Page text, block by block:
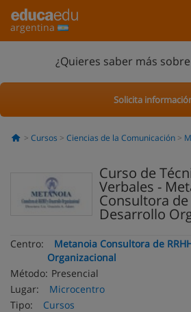
argentina
¿Quieres saber más
Solicita
Cursos Ciencias de la Comunicación
Curso de
Verbales -
Consultora de
Desarrollo
Centro:
Metanoia Consultora de
Organizacional
Método: Presencial
Lugar:
Microcentro
Tipo:
Cursos